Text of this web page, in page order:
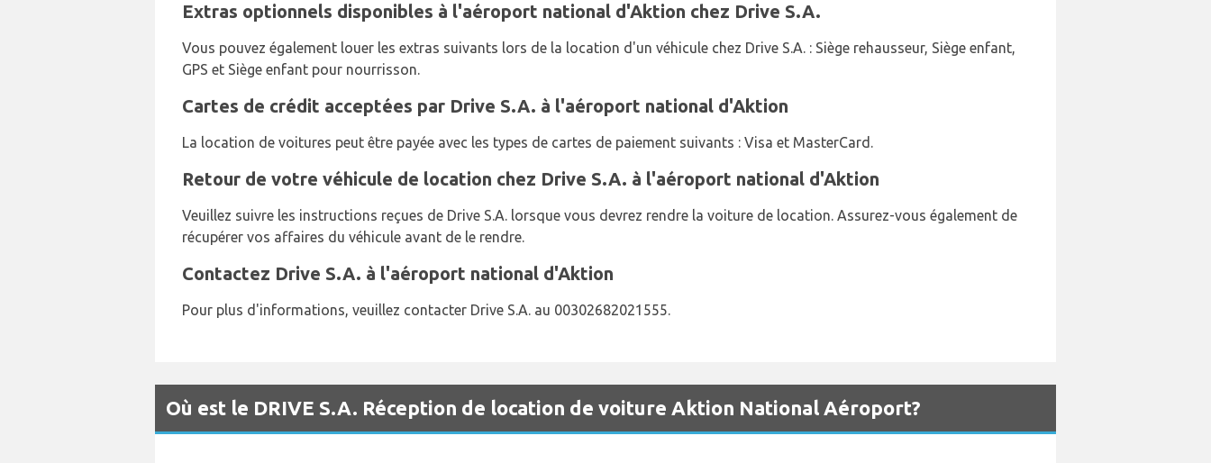
Extras optionnels disponibles à l'aéroport national d'Aktion chez Drive S.A.
Vous pouvez également louer les extras suivants lors de la location d'un véhicule chez Drive S.A. : Siège rehausseur, Siège enfant,
GPS et Siège enfant pour nourrisson.
Cartes de crédit acceptées par Drive S.A. à l'aéroport national d'Aktion
La location de voitures peut être payée avec les types de cartes de paiement suivants : Visa et MasterCard.
Retour de votre véhicule de location chez Drive S.A. à l'aéroport national d'Aktion
Veuillez suivre les instructions reçues de Drive S.A. lorsque vous devrez rendre la voiture de location. Assurez-vous également de
récupérer vos affaires du véhicule avant de le rendre.
Contactez Drive S.A. à l'aéroport national d'Aktion
Pour plus d'informations, veuillez contacter Drive S.A. au 00302682021555.
Où est le DRIVE S.A. Réception de location de voiture Aktion National Aéroport?